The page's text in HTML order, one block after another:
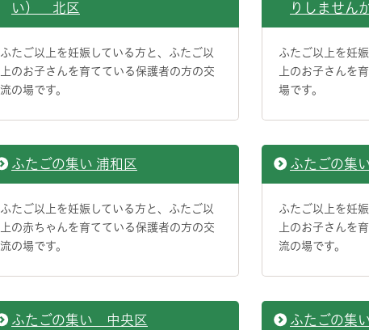
い） 北区
ふたご以上を妊娠している方と、ふたご以
上のお子さんを育てている保護者の方の交
流の場です。
りしません
ふたご以上を妊
上のお子さんを
場です。
ふたごの集い 浦和区
ふたご以上を妊娠している方と、ふたご以
上の赤ちゃんを育てている保護者の方の交
流の場です。
ふたごの集
ふたご以上を妊
上のお子さんを
流の場です。
ふたごの集い 中央区 ふたごの集